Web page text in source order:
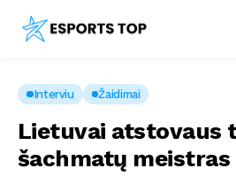
Interviu Žaidimai
Lietuvai atstovaus
šachmatų meistras